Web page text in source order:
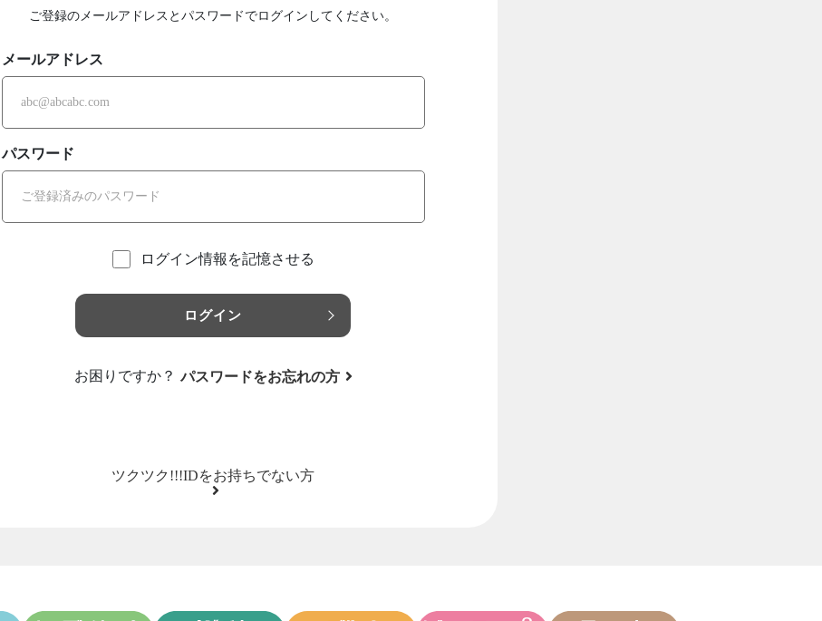
ご登録のメールアドレスとパスワードでログインしてください。
メールアドレス
パスワード
ログイン情報を記憶させる
ログイン
お困りですか？ パスワードをお忘れの方
ツクツク!!!IDをお持ちでない方